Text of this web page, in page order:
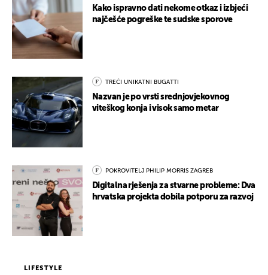
Kako ispravno dati nekome otkaz i izbjeći
najčešće pogreške te sudske sporove
TREĆI UNIKATNI BUGATTI
Nazvan je po vrsti srednjovjekovnog
viteškog konja i visok samo metar
POKROVITELJ PHILIP MORRIS ZAGREB
Digitalna rješenja za stvarne probleme: Dva
hrvatska projekta dobila potporu za razvoj
LIFESTYLE